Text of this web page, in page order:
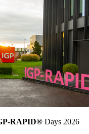
RAPID® Days 2026